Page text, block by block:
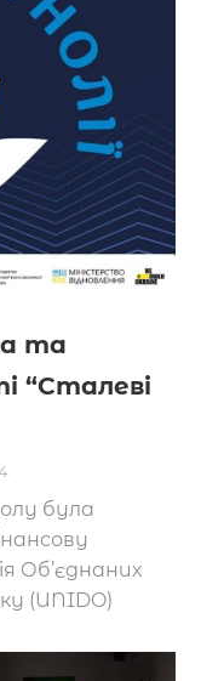
та
“Сталеві
була
Об’єднаних
(UNIDO)